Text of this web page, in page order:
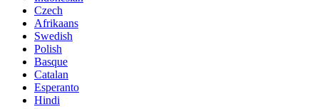
Czech
Afrikaans
Swedish
Polish
Basque
Catalan
Esperanto
Hindi